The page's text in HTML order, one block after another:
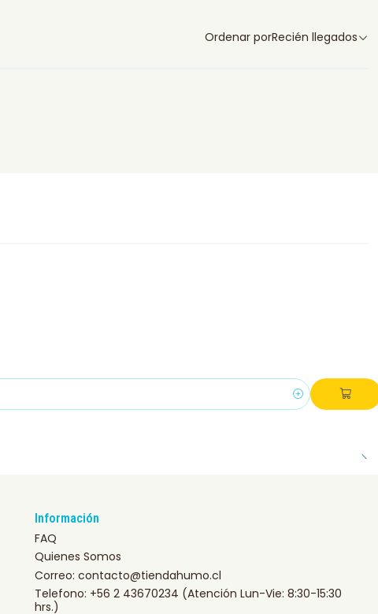
Ordenar porRecién llegados
Información
FAQ
Quienes Somos
Correo: contacto@tiendahumo.cl
Telefono: +56 2 43670234 (Atención Lun-Vie: 8:30-15:30
hrs.)